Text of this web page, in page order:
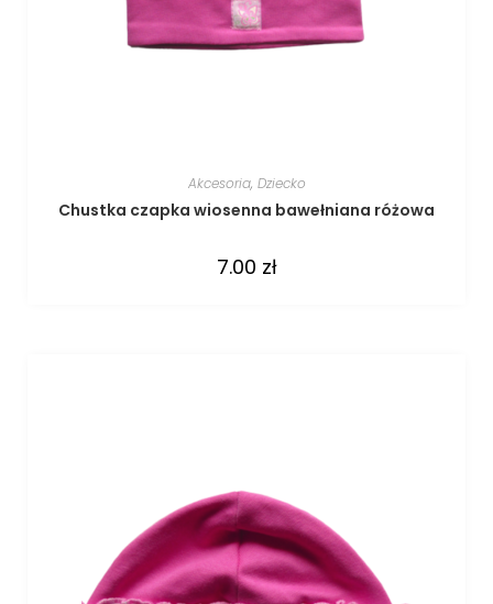
Akcesoria, Dziecko
Chustka czapka wiosenna bawełniana różowa
7.00 zł